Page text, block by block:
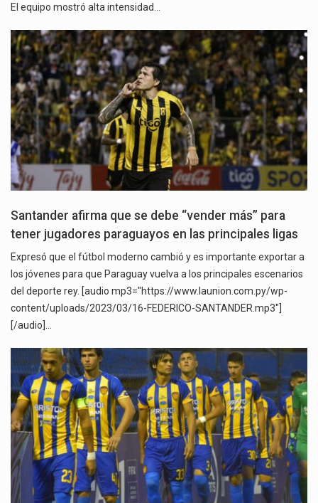
El equipo mostró alta intensidad…
Santander afirma que se debe “vender más” para
tener jugadores paraguayos en las principales ligas
Expresó que el fútbol moderno cambió y es importante exportar a
los jóvenes para que Paraguay vuelva a los principales escenarios
del deporte rey. [audio mp3="https://www.launion.com.py/wp-
content/uploads/2023/03/16-FEDERICO-SANTANDER.mp3"]
[/audio]…